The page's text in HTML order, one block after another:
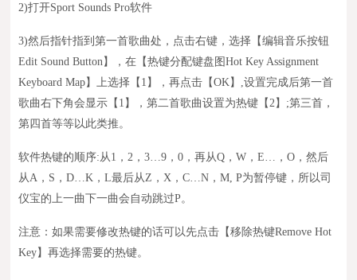
2)打开Sport Sounds Pro软件
3)然后指针指到第一首歌曲处，点击右键，选择【编辑音乐按钮
Edit Sound Button】，在【热键分配键盘图Hot Key Assignment
Keyboard Map】上选择【1】，再点击【OK】,设置完成后第一首
歌曲右下角会显示【1】，第二首歌曲设置为热键【2】;第三首，
第四首等等以此类推。
软件热键的顺序:从1，2，3…9，0 ，再从Q，W，E…，O ，然后
从A，S，D…K，L最后从Z，X，C…N，M,P为暂停键，所以司
仪宝的上一曲下一曲会自动跳过P。
注意：如果需要修改热键的话可以先点击【移除热键Remove Hot
Key】再选择需要的热键。